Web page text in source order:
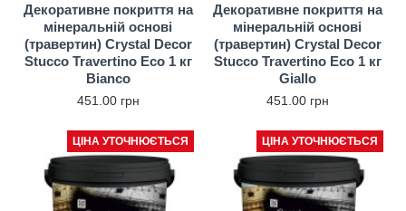
Декоративне покриття на
мінеральній основі
(травертин) Crystal Decor
Stucco Travertino Eco 1 кг
Bianco
451.00 грн
Декоративне покриття на
мінеральній основі
(травертин) Crystal Decor
Stucco Travertino Eco 1 кг
Giallo
451.00 грн
ЦІНА УТОЧНЮЄТЬСЯ ЦІНА УТОЧНЮЄТЬСЯ